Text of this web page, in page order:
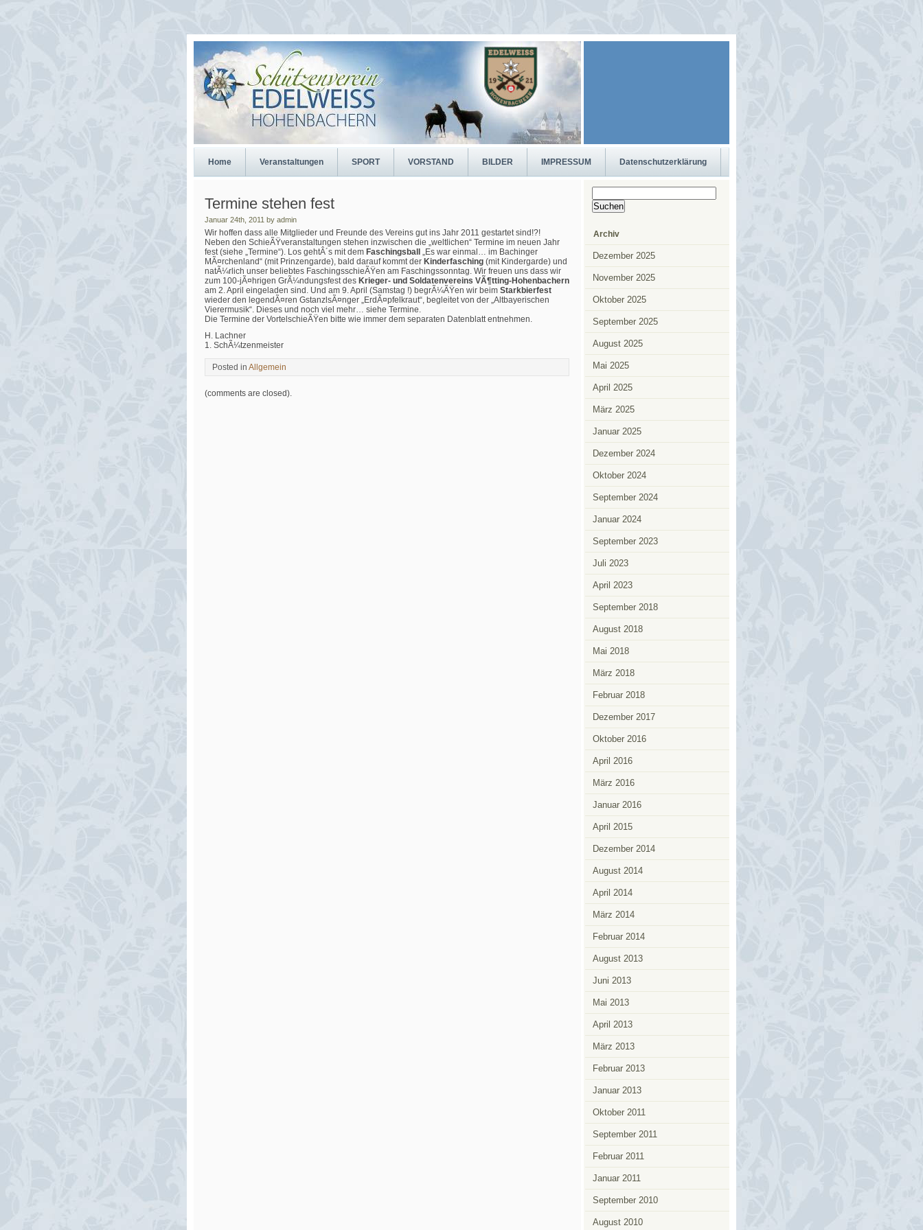
Home Veranstaltungen SPORT VORSTAND BILDER IMPRESSUM Datenschutzerklärung
Termine stehen fest
Januar 24th, 2011 by admin
Wir hoffen dass alle Mitglieder und Freunde des Vereins gut ins Jahr 2011 gestartet sind!?!
Neben den SchieÃŸveranstaltungen stehen inzwischen die „weltlichen“ Termine im neuen Jahr
fest (siehe „Termine“). Los gehtÂ´s mit dem Faschingsball
„Es war einmal… im Bachinger
MÃ¤rchenland“ (mit Prinzengarde), bald darauf kommt der Kinderfasching (mit Kindergarde) und
natÃ¼rlich unser beliebtes FaschingsschieÃŸen am Faschingssonntag. Wir freuen uns dass wir
zum 100-jÃ¤hrigen GrÃ¼ndungsfest des Krieger- und Soldatenvereins VÃ¶tting-Hohenbachern
am 2. April eingeladen sind. Und am 9. April (Samstag !) begrÃ¼ÃŸen wir beim Starkbierfest
wieder den legendÃ¤ren GstanzlsÃ¤nger „ErdÃ¤pfelkraut“, begleitet von der „Altbayerischen
Vierermusik“. Dieses und noch viel mehr… siehe Termine.
Die Termine der VortelschieÃŸen bitte wie immer dem separaten Datenblatt entnehmen.
H. Lachner
1. SchÃ¼tzenmeister
Posted in Allgemein
(comments are closed).
Suchen
nach:
Archiv
Dezember 2025
November 2025
Oktober 2025
September 2025
August 2025
Mai 2025
April 2025
März 2025
Januar 2025
Dezember 2024
Oktober 2024
September 2024
Januar 2024
September 2023
Juli 2023
April 2023
September 2018
August 2018
Mai 2018
März 2018
Februar 2018
Dezember 2017
Oktober 2016
April 2016
März 2016
Januar 2016
April 2015
Dezember 2014
August 2014
April 2014
März 2014
Februar 2014
August 2013
Juni 2013
Mai 2013
April 2013
März 2013
Februar 2013
Januar 2013
Oktober 2011
September 2011
Februar 2011
Januar 2011
September 2010
August 2010